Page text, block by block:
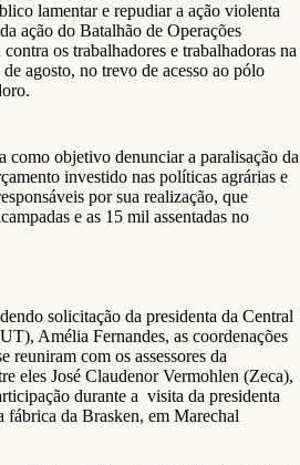
lamentar e repudiar a ação violenta
ação do Batalhão de Operações
os trabalhadores e trabalhadoras na
agosto, no trevo de acesso ao pólo
como objetivo denunciar a paralisação da
investido nas políticas agrárias e
por sua realização, que
e as 15 mil assentadas no
solicitação da presidenta da Central
Amélia Fernandes, as coordenações
reuniram com os assessores da
eles José Claudenor Vermohlen (Zeca),
durante a visita da presidenta
fábrica da Brasken, em Marechal